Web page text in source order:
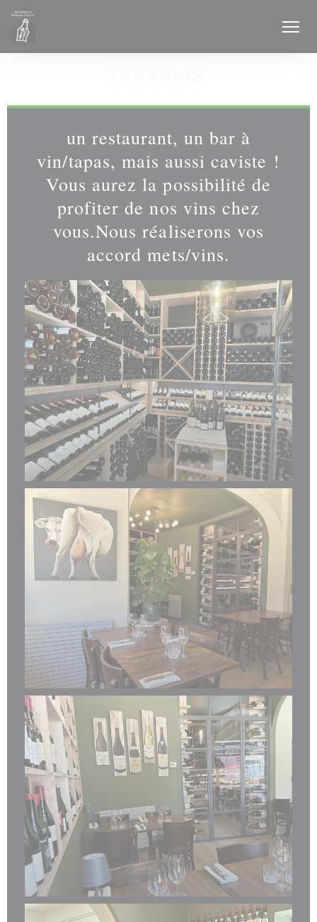
un restaurant, un bar à
vin/tapas, mais aussi caviste !
Vous aurez la possibilité de
profiter de nos vins chez
vous.Nous réaliserons vos
accord mets/vins.